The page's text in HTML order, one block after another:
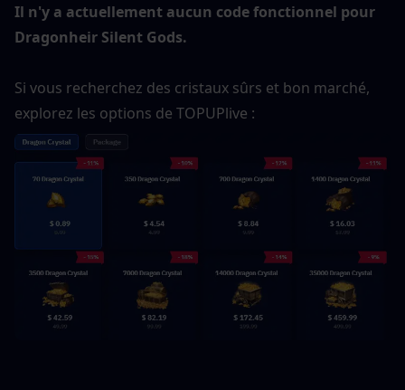
Il n'y a actuellement aucun code fonctionnel pour
Dragonheir Silent Gods.
Si vous recherchez des cristaux sûrs et bon marché,
explorez les options de TOPUPlive :